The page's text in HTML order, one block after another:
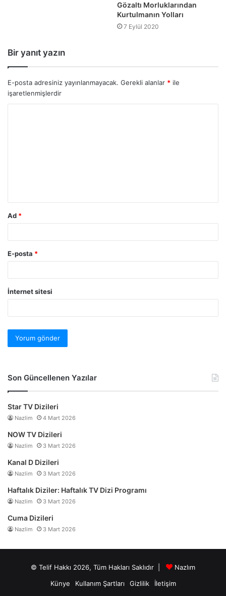
Gözaltı Morluklarından
Kurtulmanın Yolları
7 Eylül 2020
Bir yanıt yazın
E-posta adresiniz yayınlanmayacak. Gerekli alanlar * ile
işaretlenmişlerdir
Ad *
E-posta *
İnternet sitesi
Son Güncellenen Yazılar
Star TV Dizileri
Nazlim 4 Mart 2026
NOW TV Dizileri
Nazlim 3 Mart 2026
Kanal D Dizileri
Nazlim 3 Mart 2026
Haftalık Diziler: Haftalık TV Dizi Programı
Nazlim 3 Mart 2026
Cuma Dizileri
Nazlim 3 Mart 2026
© Telif Hakkı 2026, Tüm Hakları Saklıdır |
Nazlım
Künye
Kullanım Şartları Gizlilik İletişim